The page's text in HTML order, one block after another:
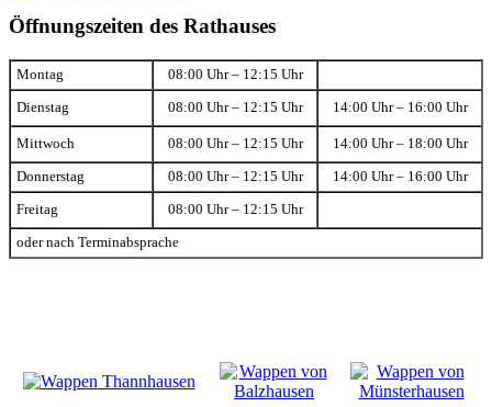
Öffnungszeiten des Rathauses
Montag 08:00 Uhr – 12:15 Uhr
Dienstag 08:00 Uhr – 12:15 Uhr 14:00 Uhr – 16:00 Uhr
Mittwoch 08:00 Uhr – 12:15 Uhr 14:00 Uhr – 18:00 Uhr
Donnerstag 08:00 Uhr – 12:15 Uhr 14:00 Uhr – 16:00 Uhr
Freitag 08:00 Uhr – 12:15 Uhr
oder nach Terminabsprache